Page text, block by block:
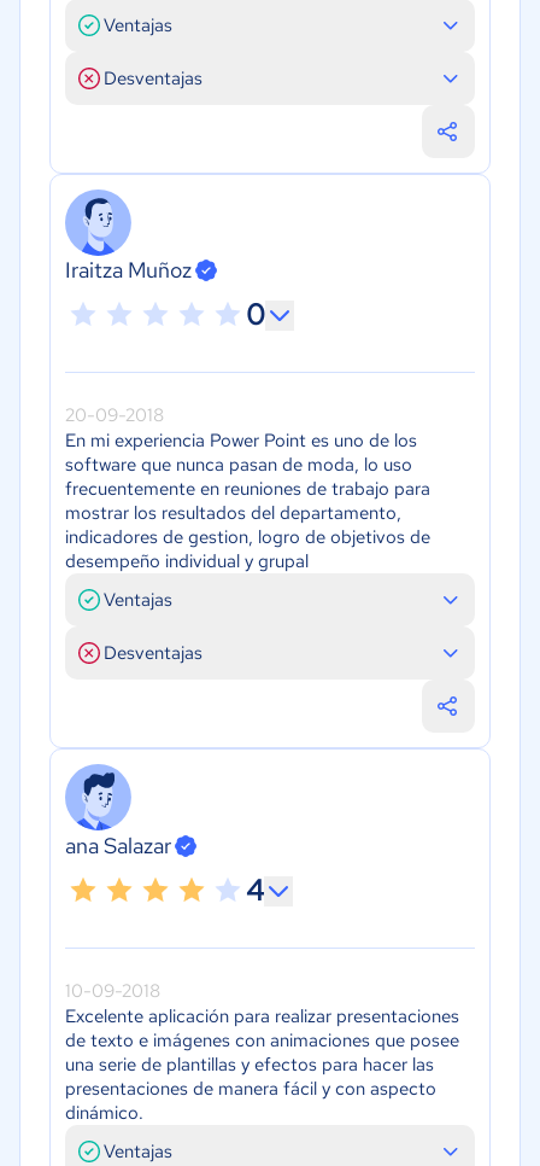
Ventajas
Desventajas
Iraitza Muñoz
0
20-09-2018
En mi experiencia Power Point es uno de los
software que nunca pasan de moda, lo uso
frecuentemente en reuniones de trabajo para
mostrar los resultados del departamento,
indicadores de gestion, logro de objetivos de
desempeño individual y grupal
Ventajas
Desventajas
ana Salazar
4
10-09-2018
Excelente aplicación para realizar presentaciones
de texto e imágenes con animaciones que posee
una serie de plantillas y efectos para hacer las
presentaciones de manera fácil y con aspecto
dinámico.
Ventajas